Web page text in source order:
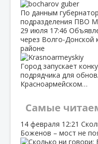
По данным
подразделения ПВО
29 июля 17:46
через Волго‑Донской
районе
Город запускает
подрядчика для
Красноармейском…
Самые
14 февраля 12:21
Боженов – мост не